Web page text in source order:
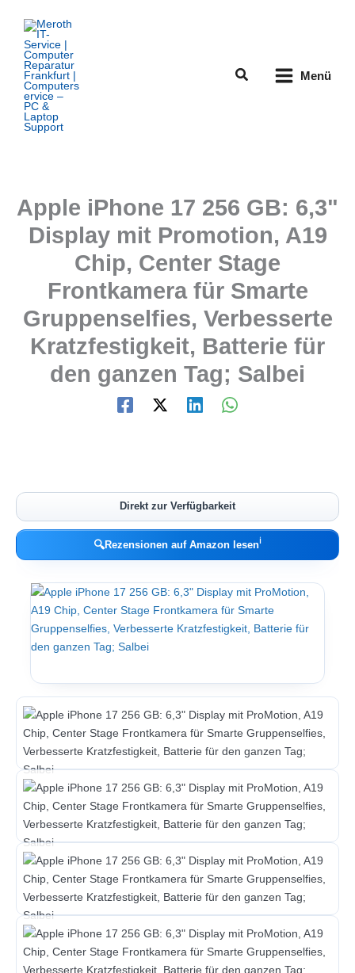
Inhalt
springen
Suchen Menü
Apple iPhone 17 256 GB: 6,3"
Display mit Promotion, A19
Chip, Center Stage
Frontkamera für Smarte
Gruppenselfies, Verbesserte
Kratzfestigkeit, Batterie für
den ganzen Tag; Salbei
Direkt zur Verfügbarkeit
🔍Rezensionen auf Amazon lesenℹ︎